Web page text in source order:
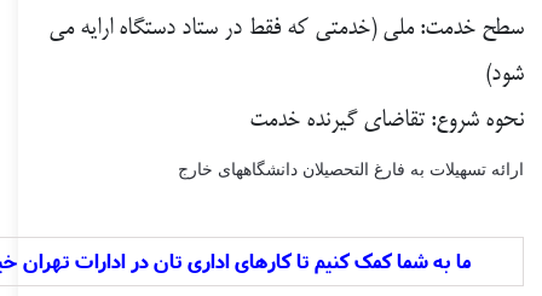
سطح خدمت: ملی (خدمتی که فقط در ستاد دستگاه ارایه می
شود)
نحوه شروع: تقاضای گیرنده خدمت
ارائه تسهیلات به فارغ التحصیلان دانشگاههای خارج
ما به شما کمک کنیم تا کارهای اداری تان در ادارات تهران